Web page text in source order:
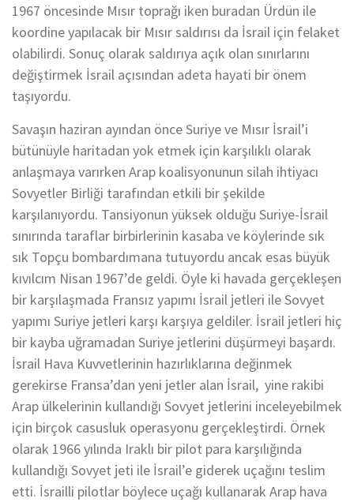
1967 öncesinde Mısır toprağı iken buradan Ürdün ile
koordine yapılacak bir Mısır saldırısı da İsrail için felaket
olabilirdi. Sonuç olarak saldırıya açık olan sınırlarını
değiştirmek İsrail açısından adeta hayati bir önem
taşıyordu.
Savaşın haziran ayından önce Suriye ve Mısır İsrail’i
bütünüyle haritadan yok etmek için karşılıklı olarak
anlaşmaya varırken Arap koalisyonunun silah ihtiyacı
Sovyetler Birliği tarafından etkili bir şekilde
karşılanıyordu. Tansiyonun yüksek olduğu Suriye-İsrail
sınırında taraflar birbirlerinin kasaba ve köylerinde sık
sık Topçu bombardımana tutuyordu ancak esas büyük
kıvılcım Nisan 1967’de geldi. Öyle ki havada gerçekleşen
bir karşılaşmada Fransız yapımı İsrail jetleri ile Sovyet
yapımı Suriye jetleri karşı karşıya geldiler. İsrail jetleri hiç
bir kayba uğramadan Suriye jetlerini düşürmeyi başardı.
İsrail Hava Kuvvetlerinin hazırlıklarına değinmek
gerekirse Fransa’dan yeni jetler alan İsrail, yine rakibi
Arap ülkelerinin kullandığı Sovyet jetlerini inceleyebilmek
için birçok casusluk operasyonu gerçekleştirdi. Örnek
olarak 1966 yılında Iraklı bir pilot para karşılığında
kullandığı Sovyet jeti ile İsrail’e giderek uçağını teslim
etti. İsrailli pilotlar böylece uçağı kullanarak Arap hava